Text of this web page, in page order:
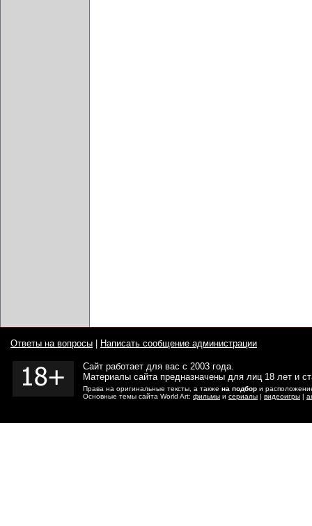
Ответы на вопросы Написать сообщение администрации
Сайт работает для вас с 2003 года.
Материалы сайта предназначены для лиц 18 лет и
Права на оригинальные тексты, а также на подбор и
Основные темы сайта World Art: фильмы и сериалы | видеоигры |